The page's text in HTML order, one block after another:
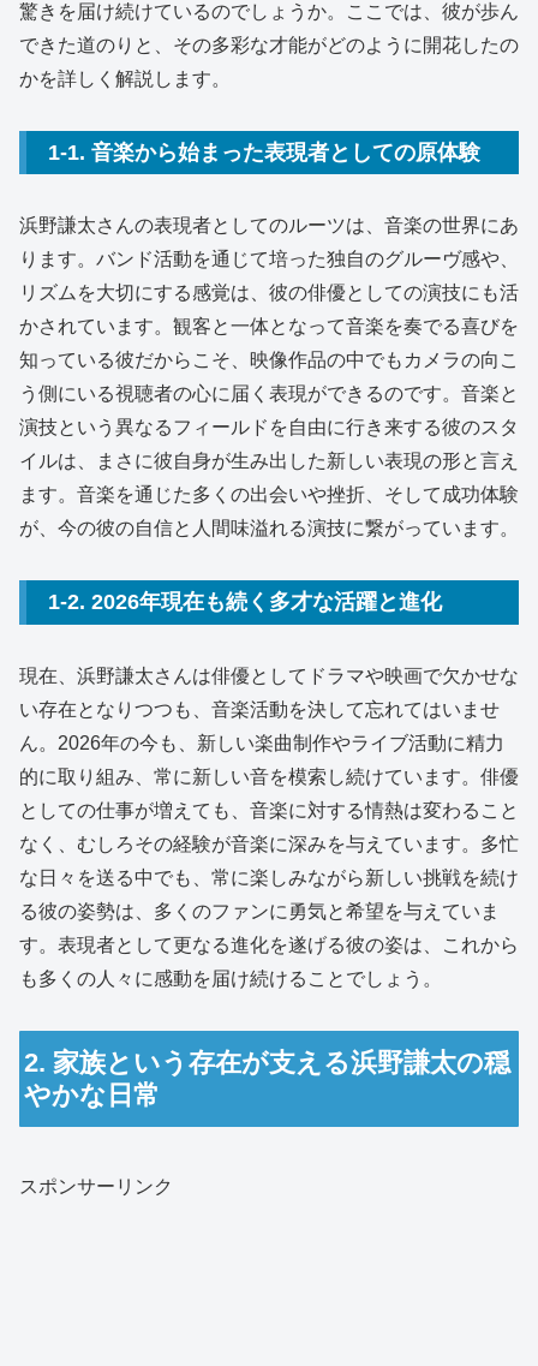
驚きを届け続けているのでしょうか。ここでは、彼が歩ん
できた道のりと、その多彩な才能がどのように開花したの
かを詳しく解説します。
1-1. 音楽から始まった表現者としての原体験
浜野謙太さんの表現者としてのルーツは、音楽の世界にあ
ります。バンド活動を通じて培った独自のグルーヴ感や、
リズムを大切にする感覚は、彼の俳優としての演技にも活
かされています。観客と一体となって音楽を奏でる喜びを
知っている彼だからこそ、映像作品の中でもカメラの向こ
う側にいる視聴者の心に届く表現ができるのです。音楽と
演技という異なるフィールドを自由に行き来する彼のスタ
イルは、まさに彼自身が生み出した新しい表現の形と言え
ます。音楽を通じた多くの出会いや挫折、そして成功体験
が、今の彼の自信と人間味溢れる演技に繋がっています。
1-2. 2026年現在も続く多才な活躍と進化
現在、浜野謙太さんは俳優としてドラマや映画で欠かせな
い存在となりつつも、音楽活動を決して忘れてはいませ
ん。2026年の今も、新しい楽曲制作やライブ活動に精力
的に取り組み、常に新しい音を模索し続けています。俳優
としての仕事が増えても、音楽に対する情熱は変わること
なく、むしろその経験が音楽に深みを与えています。多忙
な日々を送る中でも、常に楽しみながら新しい挑戦を続け
る彼の姿勢は、多くのファンに勇気と希望を与えていま
す。表現者として更なる進化を遂げる彼の姿は、これから
も多くの人々に感動を届け続けることでしょう。
2. 家族という存在が支える浜野謙太の穏
やかな日常
スポンサーリンク